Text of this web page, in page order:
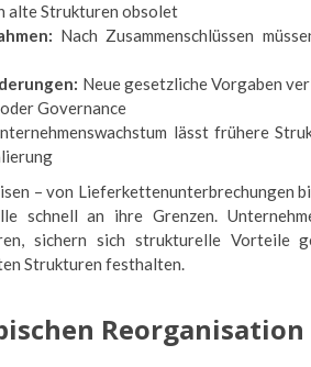
alte Strukturen obsolet
Nach Zusammenschlüssen
Neue gesetzliche Vorgaben
Governance
lässt frühere
– von Lieferkettenunterbrechungen
schnell an ihre Grenzen.
sichern sich strukturelle Vorteile
Strukturen festhalten.
Reorganisation